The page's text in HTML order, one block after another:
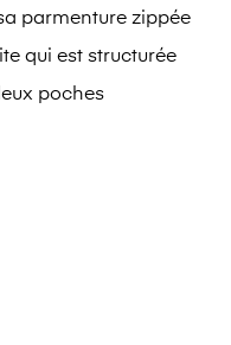
parmenture zippée
qui est structurée
poches